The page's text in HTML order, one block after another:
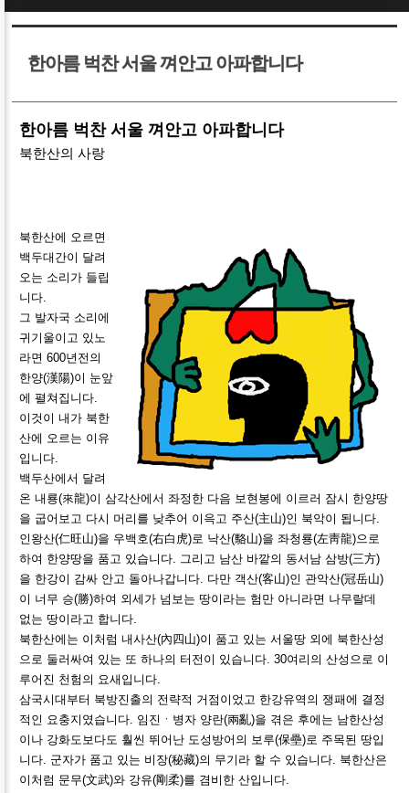
한아름 벅찬 서울 껴안고 아파합니다
한아름 벅찬 서울 껴안고 아파합니다
북한산의 사랑
북한산에 오르면
백두대간이 달려
오는 소리가 들립
니다.
그 발자국 소리에
귀기울이고 있노
라면 600년전의
한양(漢陽)이 눈앞
에 펼쳐집니다.
이것이 내가 북한
산에 오르는 이유
입니다.
백두산에서 달려
온 내룡(來龍)이 삼각산에서 좌정한 다음 보현봉에 이르러 잠시 한양땅
을 굽어보고 다시 머리를 낮추어 이윽고 주산(主山)인 북악이 됩니다.
인왕산(仁旺山)을 우백호(右白虎)로 낙산(駱山)을 좌청룡(左靑龍)으로
하여 한양땅을 품고 있습니다. 그리고 남산 바깥의 동서남 삼방(三方)
을 한강이 감싸 안고 돌아나갑니다. 다만 객산(客山)인 관악산(冠岳山)
이 너무 승(勝)하여 외세가 넘보는 땅이라는 험만 아니라면 나무랄데
없는 땅이라고 합니다.
북한산에는 이처럼 내사산(內四山)이 품고 있는 서울땅 외에 북한산성
으로 둘러싸여 있는 또 하나의 터전이 있습니다. 30여리의 산성으로 이
루어진 천험의 요새입니다.
삼국시대부터 북방진출의 전략적 거점이었고 한강유역의 쟁패에 결정
적인 요충지였습니다. 임진ㆍ병자 양란(兩亂)을 겪은 후에는 남한산성
이나 강화도보다도 훨씬 뛰어난 도성방어의 보루(保壘)로 주목된 땅입
니다. 군자가 품고 있는 비장(秘藏)의 무기라 할 수 있습니다. 북한산은
이처럼 문무(文武)와 강유(剛柔)를 겸비한 산입니다.
Sketchbook5, 스케치북5
Sketchbook5, 스케치북5